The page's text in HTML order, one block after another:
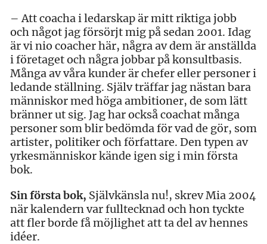
– Att coacha i ledarskap är mitt riktiga jobb
och något jag försörjt mig på sedan 2001. Idag
är vi nio coacher här, några av dem är anställda
i företaget och några jobbar på konsultbasis.
Många av våra kunder är chefer eller personer i
ledande ställning. Själv träffar jag nästan bara
människor med höga ambitioner, de som lätt
bränner ut sig. Jag har också coachat många
personer som blir bedömda för vad de gör, som
artister, politiker och författare. Den typen av
yrkesmänniskor kände igen sig i min första
bok.
Sin första bok, Självkänsla nu!, skrev Mia 2004
när kalendern var fulltecknad och hon tyckte
att fler borde få möjlighet att ta del av hennes
idéer.